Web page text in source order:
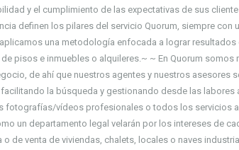
y el cumplimiento de las expectativas de sus
definen los pilares del servicio Quorum, siempre con
una metodología enfocada a lograr
pisos e inmuebles o alquileres.~ ~ En Quorum somos
de ahí que nuestros agentes y nuestros asesores
la búsqueda y gestionando desde las labores
fotografías/vídeos profesionales o todos los servicios
un departamento legal velarán por los intereses de
de venta de viviendas, chalets, locales o naves